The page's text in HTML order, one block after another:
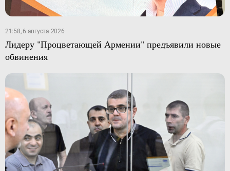
21:58, 6 августа 2026
Лидеру "Процветающей Армении" предъявили новые
обвинения